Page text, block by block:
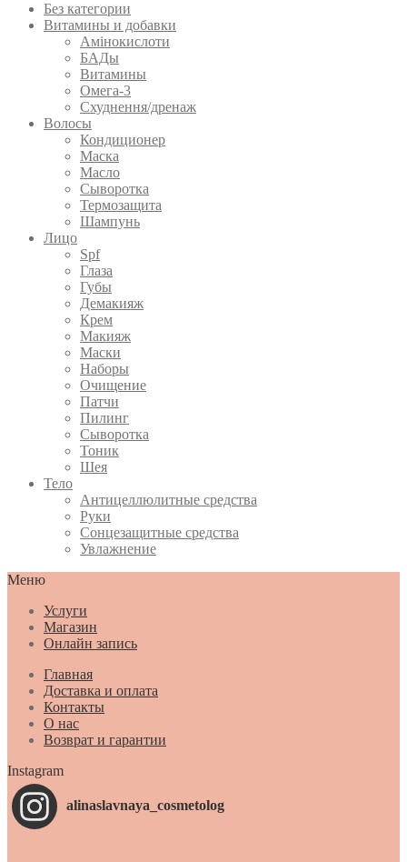
Без категории
Витамины и добавки
Амінокислоти
БАДы
Витамины
Омега-3
Схуднення/дренаж
Волосы
Кондиционер
Маска
Масло
Сыворотка
Термозащита
Шампунь
Лицо
Spf
Глаза
Губы
Демакияж
Крем
Макияж
Маски
Наборы
Очищение
Патчи
Пилинг
Сыворотка
Тоник
Шея
Тело
Антицеллюлитные средства
Руки
Сонцезащитные средства
Увлажнение
Меню
Услуги
Магазин
Онлайн запись
Главная
Доставка и оплата
Контакты
О нас
Возврат и гарантии
Instagram
alinaslavnaya_cosmetolog